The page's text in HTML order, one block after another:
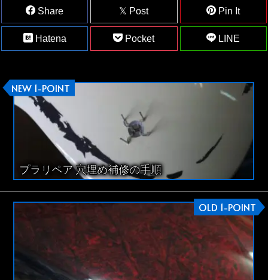
Share Post Pin It
Hatena Pocket LINE
NEW 1-POINT
プラリペア 穴埋め補修の手順
OLD 1-POINT